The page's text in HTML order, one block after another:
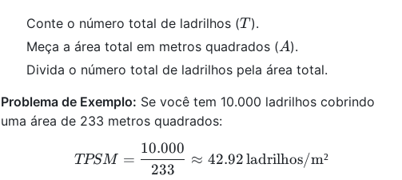
Conte o número total de ladrilhos (T
T ).
Meça a área total em metros quadrados (A
A).
Divida o número total de ladrilhos pela área total.
Problema de Exemplo: Se você tem 10.000 ladrilhos cobrindo
uma área de 233 metros quadrados:
TPSM =
TPSM =
233
10.000
≈ 42.92ladrilhos/m²